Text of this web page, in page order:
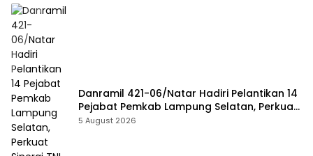
Danramil 421-06/Natar Hadiri Pelantikan 14
Pejabat Pemkab Lampung Selatan, Perkuat
Sinergi TNI dan Pemerintah Daerah
5 August 2026